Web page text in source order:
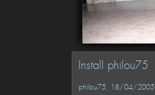
Install philou75
philou75, 18/04/2005